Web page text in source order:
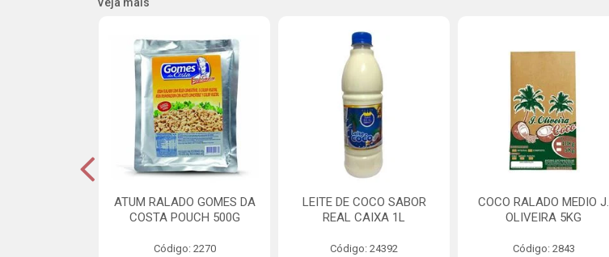
ATUM RALADO GOMES DA
COSTA POUCH 500G
Código: 2270
LEITE DE COCO SABOR
REAL CAIXA 1L
Código: 24392
COCO RALADO MEDIO J.
OLIVEIRA 5KG
Código: 2843